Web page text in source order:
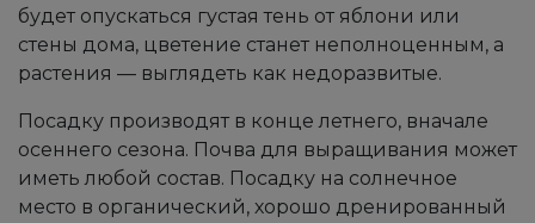
будет опускаться густая тень от яблони или
стены дома, цветение станет неполноценным, а
растения — выглядеть как недоразвитые.
Посадку производят в конце летнего, вначале
осеннего сезона. Почва для выращивания может
иметь любой состав. Посадку на солнечное
место в органический, хорошо дренированный